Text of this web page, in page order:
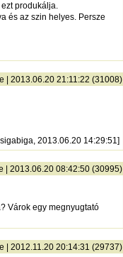
produkálja.
és az szin helyes. Persze
| 2013.06.20 21:11:22 (31008)
2013.06.20 14:29:51]
| 2013.06.20 08:42:50 (30995)
Várok egy megnyugtató
| 2012.11.20 20:14:31 (29737)